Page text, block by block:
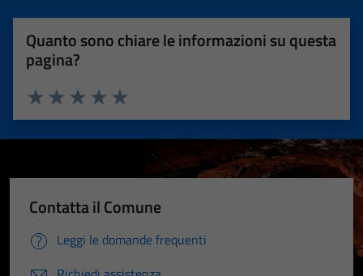
Quanto sono chiare le informazioni su questa
pagina?
Valuta 5 stelle su 5
Valuta 4 stelle su 5
Valuta 3 stelle su 5
Valuta 2 stelle su 5
Valuta 1 stelle su 5
Contatta il Comune
Leggi le domande frequenti